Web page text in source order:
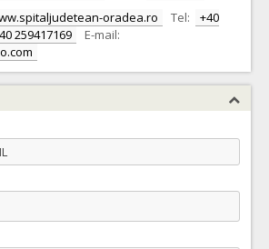
oradea.ro Tel:
+40
259417169
E-mail: